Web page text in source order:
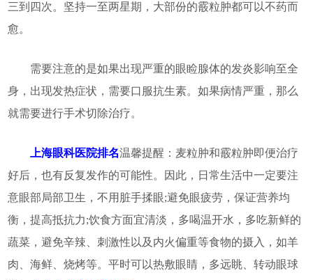
三到四次。坚持一至两星期，大部份的霰粒肿都可以不药而
愈。
需要注意的是如果出现严重的眼睑腺体的发炎影响至全
身，出现发热症状，需要口服抗生素。如果病情严重，那么
就需要进行手术切除治疗。
上海眼科医院排名温馨提醒：麦粒肿和霰粒肿即便治疗
好后，也有反复发作的可能性。因此，日常生活中一定要注
意眼部局部卫生，不用脏手揉眼;避免眼疲劳，保证营养均
衡，提高抵抗力;饮食方面宜清淡，多喝温开水，多吃新鲜的
蔬菜，避免辛辣、刺激性以及内火偏重等食物的摄入，如羊
肉、海鲜、烧烤等。平时可以热敷眼睛，多远眺、转动眼球